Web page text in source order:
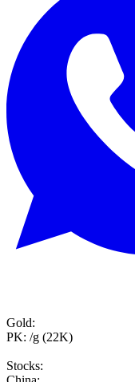
Gold:
PK: /g (22K)
Stocks: